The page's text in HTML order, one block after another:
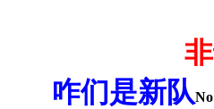
咋们是新队No